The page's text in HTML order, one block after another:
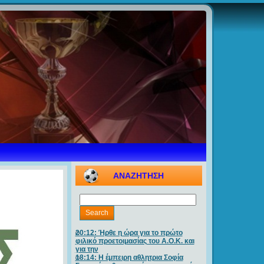
ΑΝΑΖΗΤΗΣΗ
20:12: Ήρθε η ώρα για το πρώτο
φιλικό προετοιμασίας του Α.Ο.Κ. και
για την
18:14: Η έμπειρη αθλητρια Σοφία